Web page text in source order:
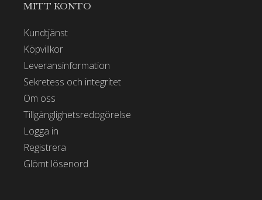
MITT KONTO
Kundtjänst
Köpvillkor
Leveransinformation
Sekretess och integritet
Om oss
Tillgänglighetsredogörelse
Logga in
Registrera
Glömt lösenord